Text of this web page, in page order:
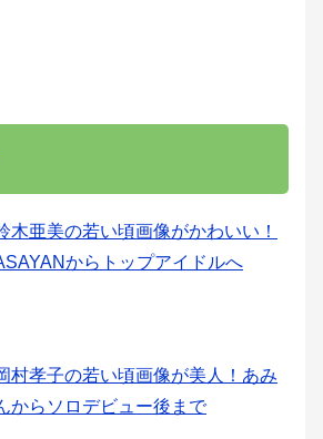
木亜美の若い頃画像がかわいい！
からトップアイドルへ
村孝子の若い頃画像が美人！あみ
からソロデビュー後まで